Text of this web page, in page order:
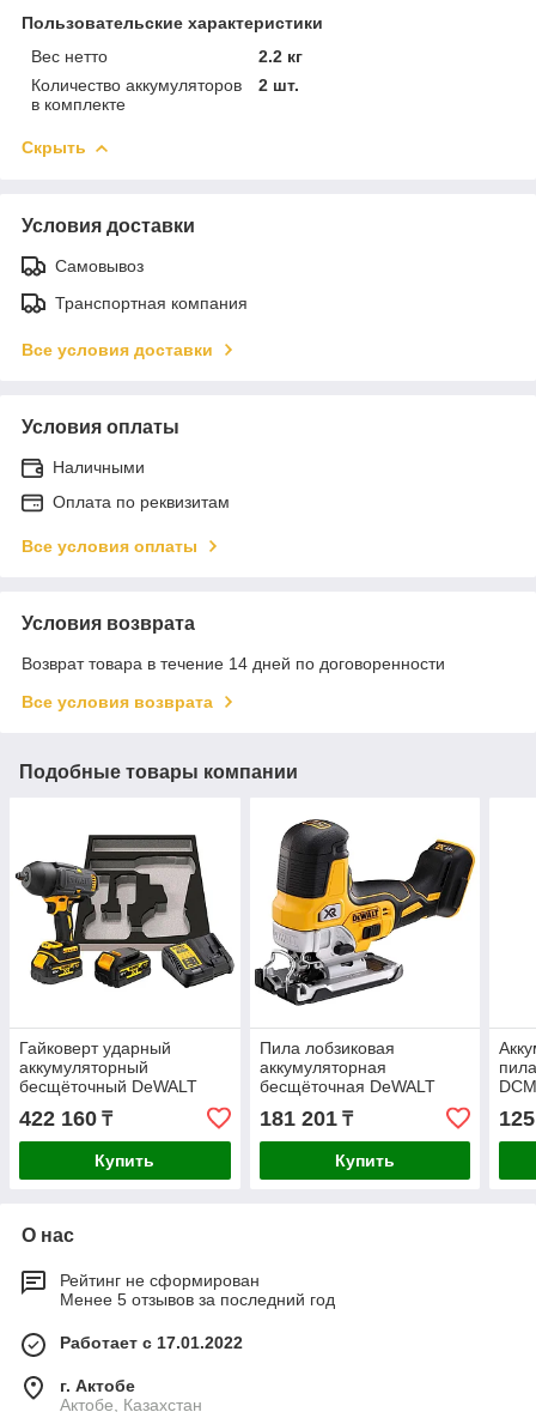
Пользовательские характеристики
Вес нетто
2.2 кг
Количество аккумуляторов
в комплекте
2 шт.
Скрыть
Условия доставки
Самовывоз
Транспортная компания
Все условия доставки
Условия оплаты
Наличными
Оплата по реквизитам
Все условия оплаты
Условия возврата
Возврат товара в течение 14 дней по договоренности
Все условия возврата
Подобные товары компании
Гайковерт ударный
аккумуляторный
бесщёточный DeWALT
DCF900P2G-QW
422 160 ₸
Купить
Пила лобзиковая
аккумуляторная
бесщёточная DeWALT
DCS335N-XJ
181 201₸
Купить
О нас
Рейтинг не сформирован
Менее 5 отзывов за последний год
Работает с 17.01.2022
г. Актобе
Актобе, Казахстан